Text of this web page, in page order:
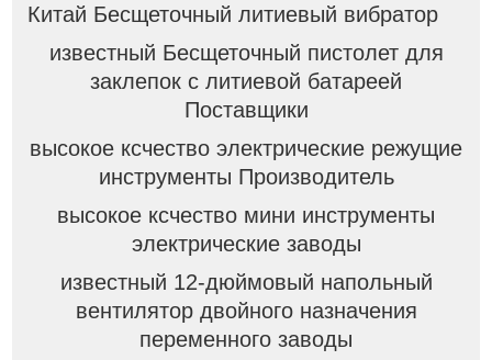
Китай Бесщеточный литиевый вибратор
известный Бесщеточный пистолет для
заклепок с литиевой батареей
Поставщики
высокое ксчество электрические режущие
инструменты Производитель
высокое ксчество мини инструменты
электрические заводы
известный 12-дюймовый напольный
вентилятор двойного назначения
переменного заводы